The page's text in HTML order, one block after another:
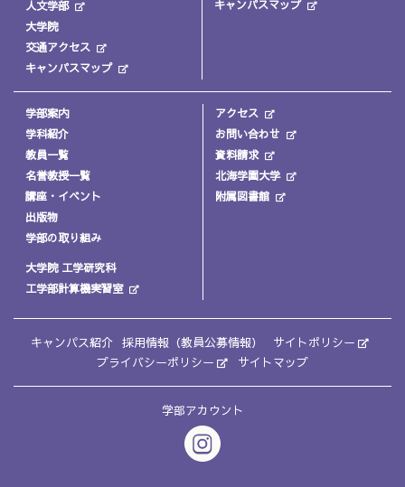
人文学部
大学院
交通アクセス
キャンパスマップ
キャンパスマップ
学部案内
学科紹介
教員一覧
名誉教授一覧
講座・イベント
出版物
学部の取り組み
大学院 工学研究科
工学部計算機実習室
アクセス
お問い合わせ
資料請求
北海学園大学
附属図書館
キャンパス紹介 採用情報（教員公募情報）
サイトポリシー
プライバシーポリシー
サイトマップ
学部アカウント